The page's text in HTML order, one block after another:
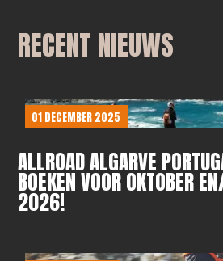
RECENT NIEUWS
01 DECEMBER 2025
ALLROAD ALGARVE
BOEKEN VOOR OKTOBER
2026!